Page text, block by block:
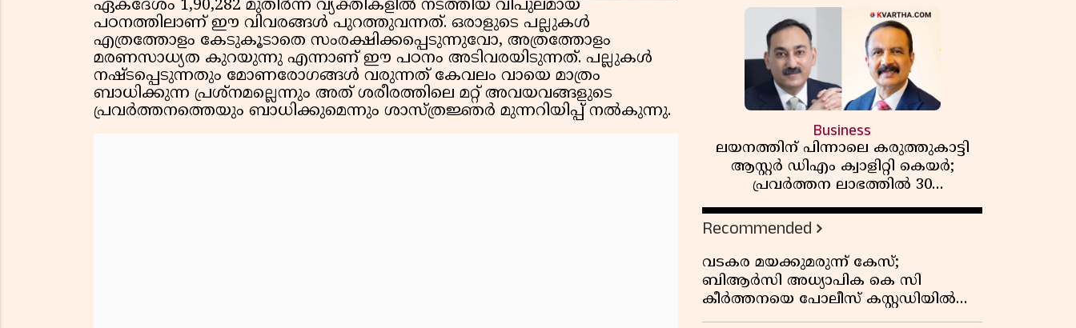
ഏകദേശം 1,90,282 മുതിർന്ന വ്യക്തികളിൽ നടത്തിയ വിപുലമായ
പഠനത്തിലാണ് ഈ വിവരങ്ങൾ പുറത്തുവന്നത്. ഒരാളുടെ പല്ലുകൾ
എത്രത്തോളം കേടുകൂടാതെ സംരക്ഷിക്കപ്പെടുന്നുവോ, അത്രത്തോളം
മരണസാധ്യത കുറയുന്നു എന്നാണ് ഈ പഠനം അടിവരയിടുന്നത്. പല്ലുകൾ
നഷ്ടപ്പെടുന്നതും മോണരോഗങ്ങൾ വരുന്നത് കേവലം വായെ മാത്രം
ബാധിക്കുന്ന പ്രശ്നമല്ലെന്നും അത് ശരീരത്തിലെ മറ്റ് അവയവങ്ങളുടെ
പ്രവർത്തനത്തെയും ബാധിക്കുമെന്നും ശാസ്ത്രജ്ഞർ മുന്നറിയിപ്പ് നൽകുന്നു.
Business
ലയനത്തിന് പിന്നാലെ കരുത്തുകാട്ടി
ആസ്റ്റർ ഡിഎം ക്വാളിറ്റി കെയർ;
പ്രവർത്തന ലാഭത്തിൽ 30
ശതമാനത്തിൻ്റെ വളർച്ച,
വരുമാനത്തിലും ലാഭത്തിലും വൻ
കുതിപ്പ് രേഖപ്പെടുത്തി ആദ്യ പാദ
റിപ്പോർട്ട് പുറത്ത്
Recommended
വടകര മയക്കുമരുന്ന് കേസ്;
ബിആർസി അധ്യാപിക കെ സി
കീർത്തനയെ പോലീസ് കസ്റ്റഡിയിൽ
വിട്ടു